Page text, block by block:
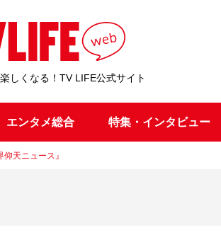
しくなる！TV LIFE公式サイト
エンタメ総合 特集・インタビュー
天ニュース』